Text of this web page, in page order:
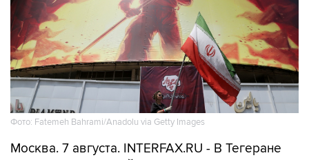
Фото: Fatemeh Bahrami/Anadolu via Getty Images
Москва. 7 августа. INTERFAX.RU - В Тегеране